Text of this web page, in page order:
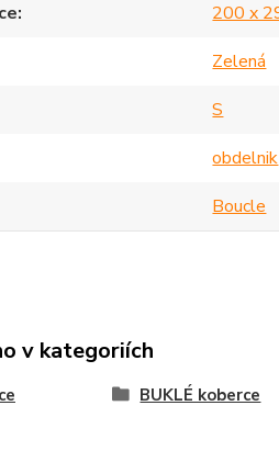
200 x
Zelená
S
obdelnik
Boucle
v kategoriích
BUKLÉ koberce